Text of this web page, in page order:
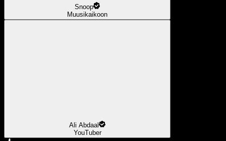
Snoop
Muusikaikoon
Ali Abdaal
YouTuber